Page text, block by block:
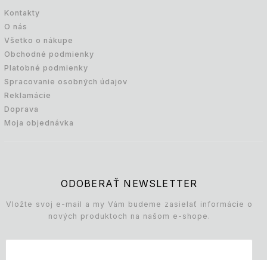
Kontakty
O nás
Všetko o nákupe
Obchodné podmienky
Platobné podmienky
Spracovanie osobných údajov
Reklamácie
Doprava
Moja objednávka
ODOBERAŤ NEWSLETTER
Vložte svoj e-mail a my Vám budeme zasielať informácie o
nových produktoch na našom e-shope.